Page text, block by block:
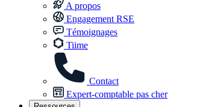
A propos
Engagement RSE
Témoignages
Tiime
Contact
Expert-comptable pas cher